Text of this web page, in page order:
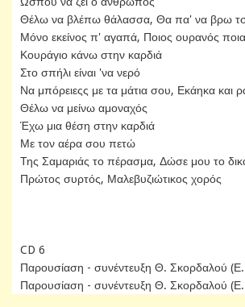
Θέλω να βλέπω θάλασσα, Θα πα' να βρω
Μόνο εκείνος π' αγαπά, Ποιος ουρανός
Κουράγιο κάνω στην καρδιά
Στο σπήλι είναι 'να νερό
Να μπόρειεςς με τα μάτια σου, Εκάηκα και
Θέλω να μείνω αμοναχός
Έχω μια θέση στην καρδιά
Με τον αέρα σου πετώ
Της Σαμαριάς το πέρασμα, Δώσε μου το
Πρώτος συρτός, Μαλεβυζιώτικος χορός
CD 6
Παρουσίαση - συνέντευξη Θ. Σκορδαλού
Παρουσίαση - συνέντευξη Θ. Σκορδαλού